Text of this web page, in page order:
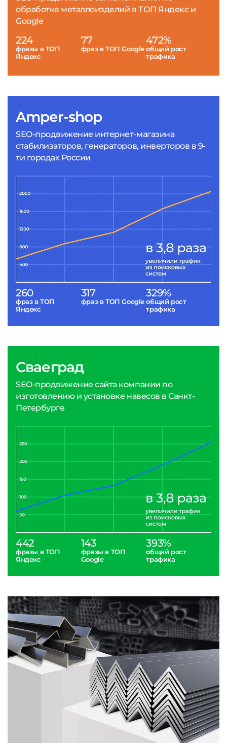
Amper-shop
SEO-продвижение интернет-магазина
стабилизаторов, генераторов, инверторов в 9-
ти городах России
260
фраз в ТОП
Яндекс
317
фраз в ТОП Google
329%
общий рост
трафика
обработке металлоизделий в ТОП Яндекс и
Google
224
фразы в ТОП
Яндекс
77
фраз в ТОП Google
472%
общий рост
трафика
Сваеград
SEO-продвижение сайта компании по
изготовлению и установке навесов в Санкт-
Петербурге
442
фразы в ТОП
Яндекс
143
фразы в ТОП
Google
393%
общий рост
трафика